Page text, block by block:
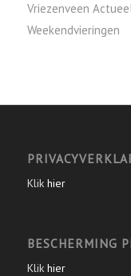
Vriezenveen
Weekendvieringen
Klik hier
BESCHERMING
Klik hier